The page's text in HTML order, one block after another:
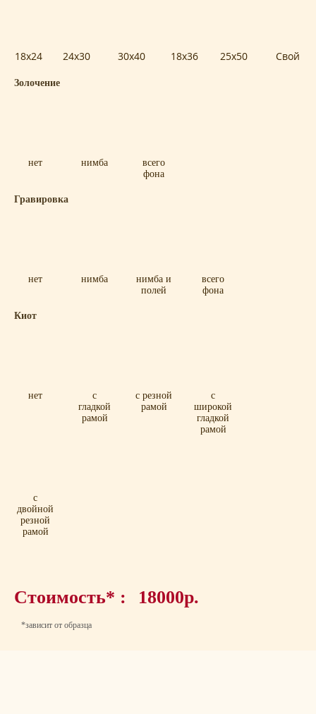
18x24 24x30 30x40 18x36 25x50 Свой
Золочение
нет нимба
всего
фона
Гравировка
нет нимба
нимба и
полей
всего
фона
Киот
нет
с
гладкой
рамой
с резной
рамой
с
широкой
гладкой
рамой
с
двойной
резной
рамой
Стоимость* : 18000р.
*зависит от образца